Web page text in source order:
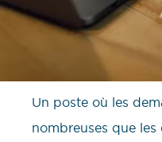
Un poste où les
nombreuses que